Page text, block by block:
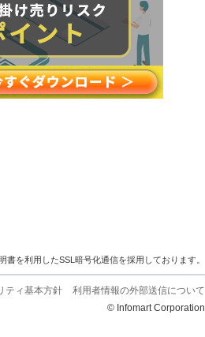
書を利用したSSL暗号化通信を採用しております。
ティ基本方針
利用者情報の外部送信について
© Infomart Corporation